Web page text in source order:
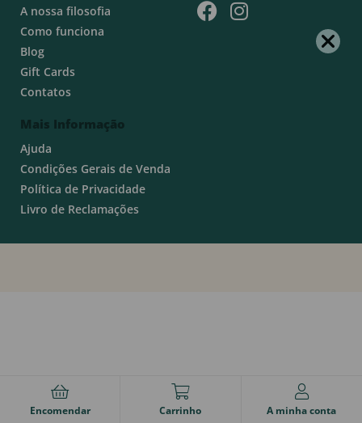
A nossa filosofia
Como funciona
Blog
Gift Cards
Contatos
Mais Informação
Ajuda
Condições Gerais de Venda
Política de Privacidade
Livro de Reclamações
Encomendar Carrinho A minha conta